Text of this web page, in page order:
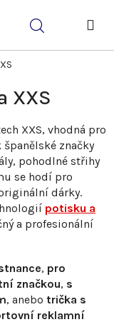
Hledat
XXS
XXS, vhodná pro
značky
pohodlné střihy
se hodí pro
dárky.
potisku a
a profesionální
, pro
značkou, s
, anebo trička s
reklamní